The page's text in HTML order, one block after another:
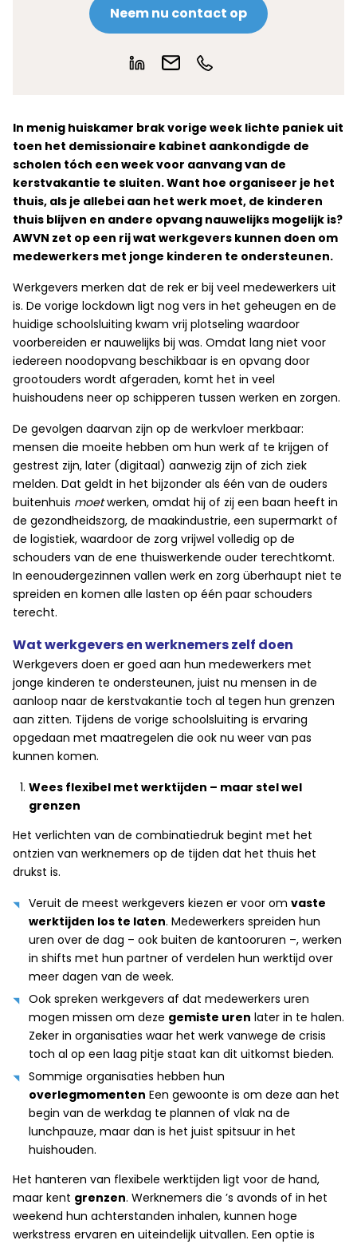
Neem nu contact op
In menig huiskamer brak vorige week lichte paniek uit
toen het demissionaire kabinet aankondigde de
scholen tóch een week voor aanvang van de
kerstvakantie te sluiten. Want hoe organiseer je het
thuis, als je allebei aan het werk moet, de kinderen
thuis blijven en andere opvang nauwelijks mogelijk is?
AWVN zet op een rij wat werkgevers kunnen doen om
medewerkers met jonge kinderen te ondersteunen.
Werkgevers merken dat de rek er bij veel medewerkers uit
is. De vorige lockdown ligt nog vers in het geheugen en de
huidige schoolsluiting kwam vrij plotseling waardoor
voorbereiden er nauwelijks bij was. Omdat lang niet voor
iedereen noodopvang beschikbaar is en opvang door
grootouders wordt afgeraden, komt het in veel
huishoudens neer op schipperen tussen werken en zorgen.
De gevolgen daarvan zijn op de werkvloer merkbaar:
mensen die moeite hebben om hun werk af te krijgen of
gestrest zijn, later (digitaal) aanwezig zijn of zich ziek
melden. Dat geldt in het bijzonder als één van de ouders
buitenhuis moetwerken, omdat hij of zij een baan heeft in
de gezondheidszorg, de maakindustrie, een supermarkt of
de logistiek, waardoor de zorg vrijwel volledig op de
schouders van de ene thuiswerkende ouder terechtkomt.
In eenoudergezinnen vallen werk en zorg überhaupt niet te
spreiden en komen alle lasten op één paar schouders
terecht.
Wat werkgevers en werknemers zelf doen
Werkgevers doen er goed aan hun medewerkers met
jonge kinderen te ondersteunen, juist nu mensen in de
aanloop naar de kerstvakantie toch al tegen hun grenzen
aan zitten. Tijdens de vorige schoolsluiting is ervaring
opgedaan met maatregelen die ook nu weer van pas
kunnen komen.
Wees flexibel met werktijden – maar stel wel
grenzen
Het verlichten van de combinatiedruk begint met het
ontzien van werknemers op de tijden dat het thuis het
drukst is.
Veruit de meest werkgevers kiezen er voor om vaste
werktijden los te laten. Medewerkers spreiden hun
uren over de dag – ook buiten de kantooruren –, werken
in shifts met hun partner of verdelen hun werktijd over
meer dagen van de week.
Ook spreken werkgevers af dat medewerkers uren
mogen missen om deze gemiste uren later in te halen.
Zeker in organisaties waar het werk vanwege de crisis
toch al op een laag pitje staat kan dit uitkomst bieden.
Sommige organisaties hebben hun
overlegmomenten Een gewoonte is om deze aan het
begin van de werkdag te plannen of vlak na de
lunchpauze, maar dan is het juist spitsuur in het
huishouden.
Het hanteren van flexibele werktijden ligt voor de hand,
maar kent grenzen. Werknemers die ’s avonds of in het
weekend hun achterstanden inhalen, kunnen hoge
werkstress ervaren en uiteindelijk uitvallen. Een optie is